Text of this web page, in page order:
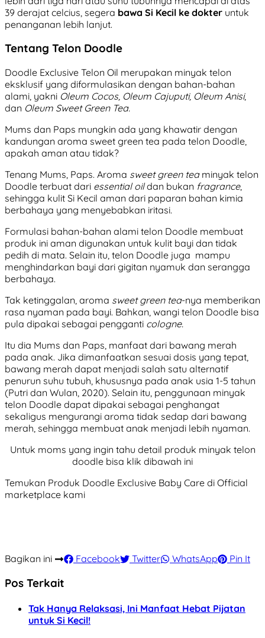
39 derajat celcius, segera bawa Si Kecil ke dokter untuk
penanganan lebih lanjut.
Tentang Telon Doodle
Doodle Exclusive Telon Oil merupakan minyak telon
eksklusif yang diformulasikan dengan bahan-bahan
alami, yakni Oleum Cocos, Oleum Cajuputi, Oleum Anisi,
dan Oleum Sweet Green Tea.
Mums dan Paps mungkin ada yang khawatir dengan
kandungan aroma sweet green tea pada telon Doodle,
apakah aman atau tidak?
Tenang Mums, Paps. Aroma sweet green tea minyak telon
Doodle terbuat dari essential oildan bukan fragrance,
sehingga kulit Si Kecil aman dari paparan bahan kimia
berbahaya yang menyebabkan iritasi.
Formulasi bahan-bahan alami telon Doodle membuat
produk ini aman digunakan untuk kulit bayi dan tidak
pedih di mata. Selain itu, telon Doodle juga mampu
menghindarkan bayi dari gigitan nyamuk dan serangga
berbahaya.
Tak ketinggalan, aroma sweet green tea-nya memberikan
rasa nyaman pada bayi. Bahkan, wangi telon Doodle bisa
pula dipakai sebagai pengganti cologne.
Itu dia Mums dan Paps, manfaat dari bawang merah
pada anak. Jika dimanfaatkan sesuai dosis yang tepat,
bawang merah dapat menjadi salah satu alternatif
penurun suhu tubuh, khususnya pada anak usia 1-5 tahun
(Putri dan Wulan, 2020). Selain itu, penggunaan minyak
telon Doodle dapat dipakai sebagai penghangat
sekaligus mengurangi aroma tidak sedap dari bawang
merah, sehingga membuat anak menjadi lebih nyaman.
Untuk moms yang ingin tahu detail produk minyak telon
doodle bisa klik dibawah ini
Temukan Produk Doodle Exclusive Baby Care di Official
marketplace kami
Bagikan ini Facebook Twitter WhatsApp Pin It
Pos Terkait
Tak Hanya Relaksasi, Ini Manfaat Hebat Pijatan
untuk Si Kecil!